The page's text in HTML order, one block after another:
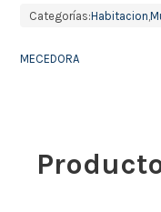
Categorías:Habitacion ,
MECEDORA